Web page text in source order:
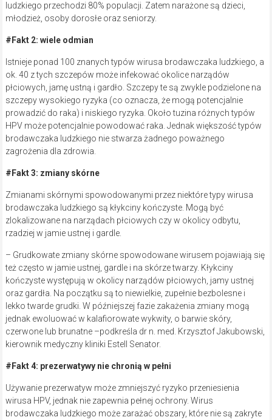
ludzkiego przechodzi 80% populacji. Zatem narażone są dzieci,
młodzież, osoby dorosłe oraz seniorzy.
#Fakt 2: wiele odmian
Istnieje ponad 100 znanych typów wirusa brodawczaka ludzkiego, a
ok. 40 z tych szczepów może infekować okolice narządów
płciowych, jamę ustną i gardło. Szczepy te są zwykle podzielone na
szczepy wysokiego ryzyka (co oznacza, że ​​mogą potencjalnie
prowadzić do raka) i niskiego ryzyka. Około tuzina różnych typów
HPV może potencjalnie powodować raka. Jednak większość typów
brodawczaka ludzkiego nie stwarza żadnego poważnego
zagrożenia dla zdrowia.
#Fakt 3: zmiany skórne
Zmianami skórnymi spowodowanymi przez niektóre typy wirusa
brodawczaka ludzkiego są kłykciny kończyste. Mogą być
zlokalizowane na narządach płciowych czy w okolicy odbytu,
rzadziej w jamie ustnej i gardle.
– Grudkowate zmiany skórne spowodowane wirusem pojawiają się
też często w jamie ustnej, gardle i na skórze twarzy. Kłykciny
kończyste występują w okolicy narządów płciowych, jamy ustnej
oraz gardła. Na początku są to niewielkie, zupełnie bezbolesne i
lekko twarde grudki. W późniejszej fazie zakażenia zmiany mogą
jednak ewoluować w kalafiorowate wykwity, o barwie skóry,
czerwone lub brunatne –podkreśla dr n. med. Krzysztof Jakubowski,
kierownik medyczny kliniki Estell Senator.
#Fakt 4: prezerwatywy nie chronią w pełni
Używanie prezerwatyw może zmniejszyć ryzyko przeniesienia
wirusa HPV, jednak nie zapewnia pełnej ochrony. Wirus
brodawczaka ludzkiego może zarażać obszary, które nie są zakryte